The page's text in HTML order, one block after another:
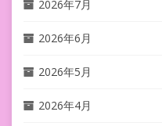
2026年7月
2026年6月
2026年5月
2026年4月